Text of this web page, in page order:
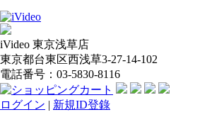
iVideo 東京浅草店
東京都台東区西浅草3-27-14-102
電話番号：03-5830-8116
ログイン | 新規ID登錄